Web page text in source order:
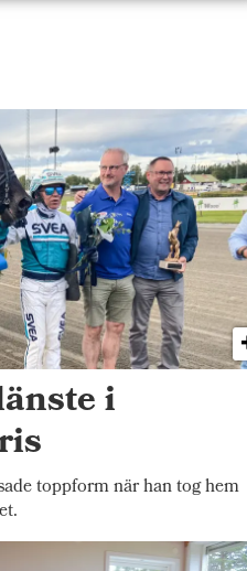
i
toppform när han tog hem